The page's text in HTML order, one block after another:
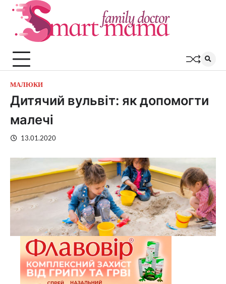
Перейти
МАЛЮКИ
Дитячий вульвіт: як допомогти
малечі
13.01.2020